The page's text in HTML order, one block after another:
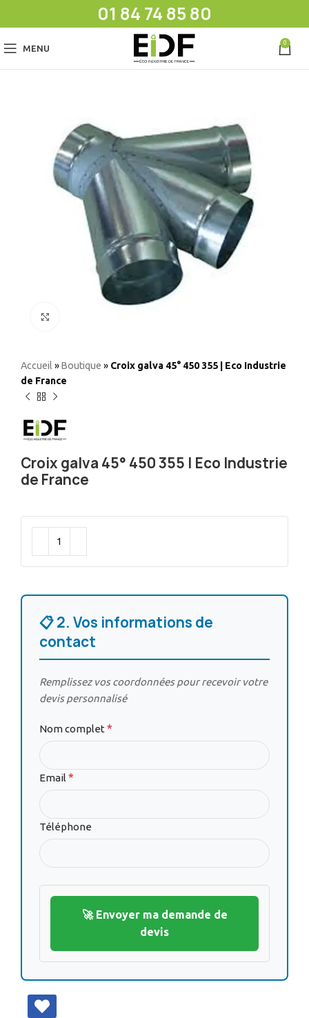
01 84 74 85 80
MENU
0
Accueil »Boutique » Croix galva 45° 450 355 | Eco Industrie
de France
Croix galva 45° 450 355 | Eco Industrie
de France
📋 2. Vos informations de
contact
Remplissez vos coordonnées pour recevoir votre
devis personnalisé
Nom complet*
Email *
Téléphone
🚀 Envoyer ma demande de
devis